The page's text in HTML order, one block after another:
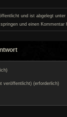
und ist abgelegt unter
und einen
veröffentlicht) (erforderlich)